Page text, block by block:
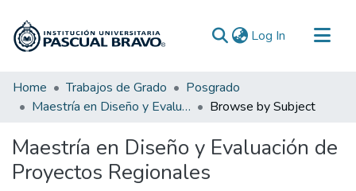
Log In (current)
Communities & Collections
All of DSpace
Home Trabajos de Grado
Posgrado
Maestría en Diseño y Evaluación de Proyectos Regionales
Browse by Subject
Maestría en Diseño y Evaluación de
Proyectos Regionales